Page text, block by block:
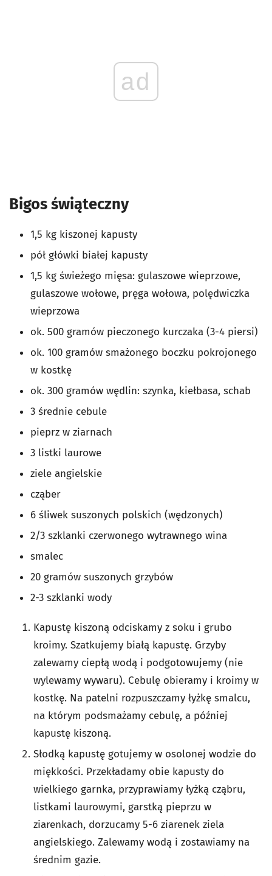
ad
Bigos świąteczny
1,5 kg kiszonej kapusty
pół główki białej kapusty
1,5 kg świeżego mięsa: gulaszowe wieprzowe,
gulaszowe wołowe, pręga wołowa, polędwiczka
wieprzowa
ok. 500 gramów pieczonego kurczaka (3-4 piersi)
ok. 100 gramów smażonego boczku pokrojonego
w kostkę
ok. 300 gramów wędlin: szynka, kiełbasa, schab
3 średnie cebule
pieprz w ziarnach
3 listki laurowe
ziele angielskie
cząber
6 śliwek suszonych polskich (wędzonych)
2/3 szklanki czerwonego wytrawnego wina
smalec
20 gramów suszonych grzybów
2-3 szklanki wody
Kapustę kiszoną odciskamy z soku i grubo
kroimy. Szatkujemy białą kapustę. Grzyby
zalewamy ciepłą wodą i podgotowujemy (nie
wylewamy wywaru). Cebulę obieramy i kroimy w
kostkę. Na patelni rozpuszczamy łyżkę smalcu,
na którym podsmażamy cebulę, a później
kapustę kiszoną.
Słodką kapustę gotujemy w osolonej wodzie do
miękkości. Przekładamy obie kapusty do
wielkiego garnka, przyprawiamy łyżką cząbru,
listkami laurowymi, garstką pieprzu w
ziarenkach, dorzucamy 5-6 ziarenek ziela
angielskiego. Zalewamy wodą i zostawiamy na
średnim gazie.